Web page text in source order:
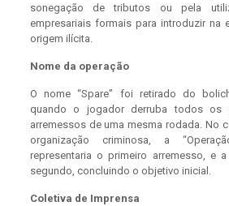
sonegação de tributos ou pela
empresariais formais para introduzir na
origem ilícita.
Nome da operação
O nome “Spare” foi retirado do
quando o jogador derruba todos
arremessos de uma mesma rodada. No
organização criminosa, a
representaria o primeiro arremesso, e
segundo, concluindo o objetivo inicial.
Coletiva de Imprensa